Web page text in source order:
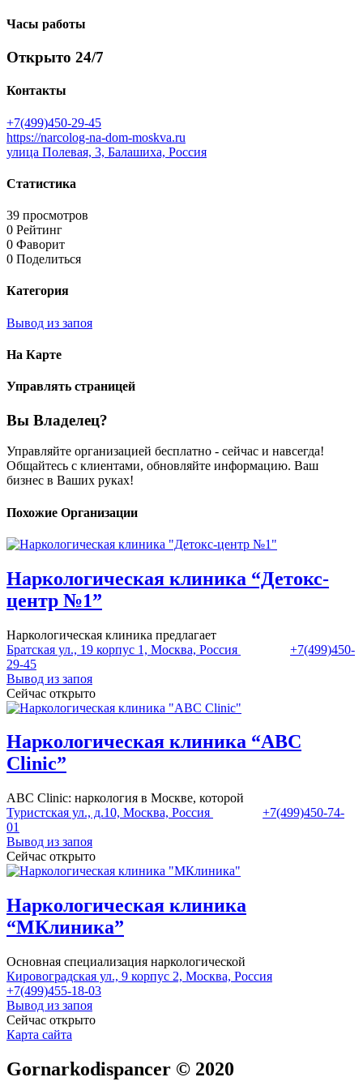
Часы работы
Открыто 24/7
Контакты
+7(499)450-29-45
https://narcolog-na-dom-moskva.ru
улица Полевая, 3, Балашиха, Россия
Статистика
39 просмотров
0 Рейтинг
0 Фаворит
0 Поделиться
Категория
Вывод из запоя
На Карте
Управлять страницей
Вы Владелец?
Управляйте организацией бесплатно - сейчас и навсегда!
Общайтесь с клиентами, обновляйте информацию. Ваш
бизнес в Ваших руках!
Похожие Организации
Наркологическая клиника “Детокс-
центр №1”
Наркологическая клиника предлагает
Братская ул., 19 корпус 1, Москва, Россия
+7(499)450-
29-45
Вывод из запоя
Сейчас открыто
Наркологическая клиника “ABC
Clinic”
ABC Clinic: наркология в Москве, которой
Туристская ул., д.10, Москва, Россия
+7(499)450-74-
01
Вывод из запоя
Сейчас открыто
Наркологическая клиника
“МКлиника”
Основная специализация наркологической
Кировоградская ул., 9 корпус 2, Москва, Россия
+7(499)455-18-03
Вывод из запоя
Сейчас открыто
Карта сайта
Gornarkodispancer © 2020